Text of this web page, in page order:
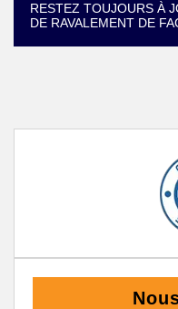
RESTEZ TOUJOURS À
DE RAVALEMENT DE